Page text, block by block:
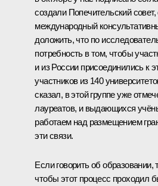
создали Попечительский
международный
доложить, что по
потребность в том, чтобы
и из России присоединились к
участников из 140
сказал, в этой группе уже
лауреатов, и выдающихся
работаем над размещением
эти связи.
Если говорить об
чтобы этот процесс проходил